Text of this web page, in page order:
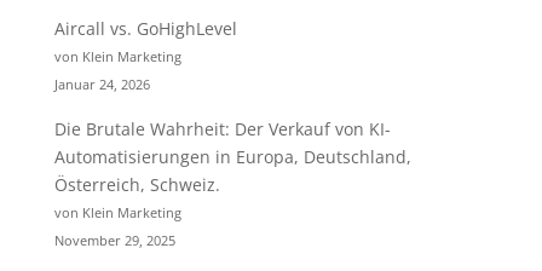
Aircall vs. GoHighLevel
von Klein Marketing
Januar 24, 2026
Die Brutale Wahrheit: Der Verkauf von KI-
Automatisierungen in Europa, Deutschland,
Österreich, Schweiz.
von Klein Marketing
November 29, 2025